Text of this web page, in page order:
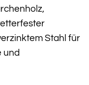
Stahl für
und